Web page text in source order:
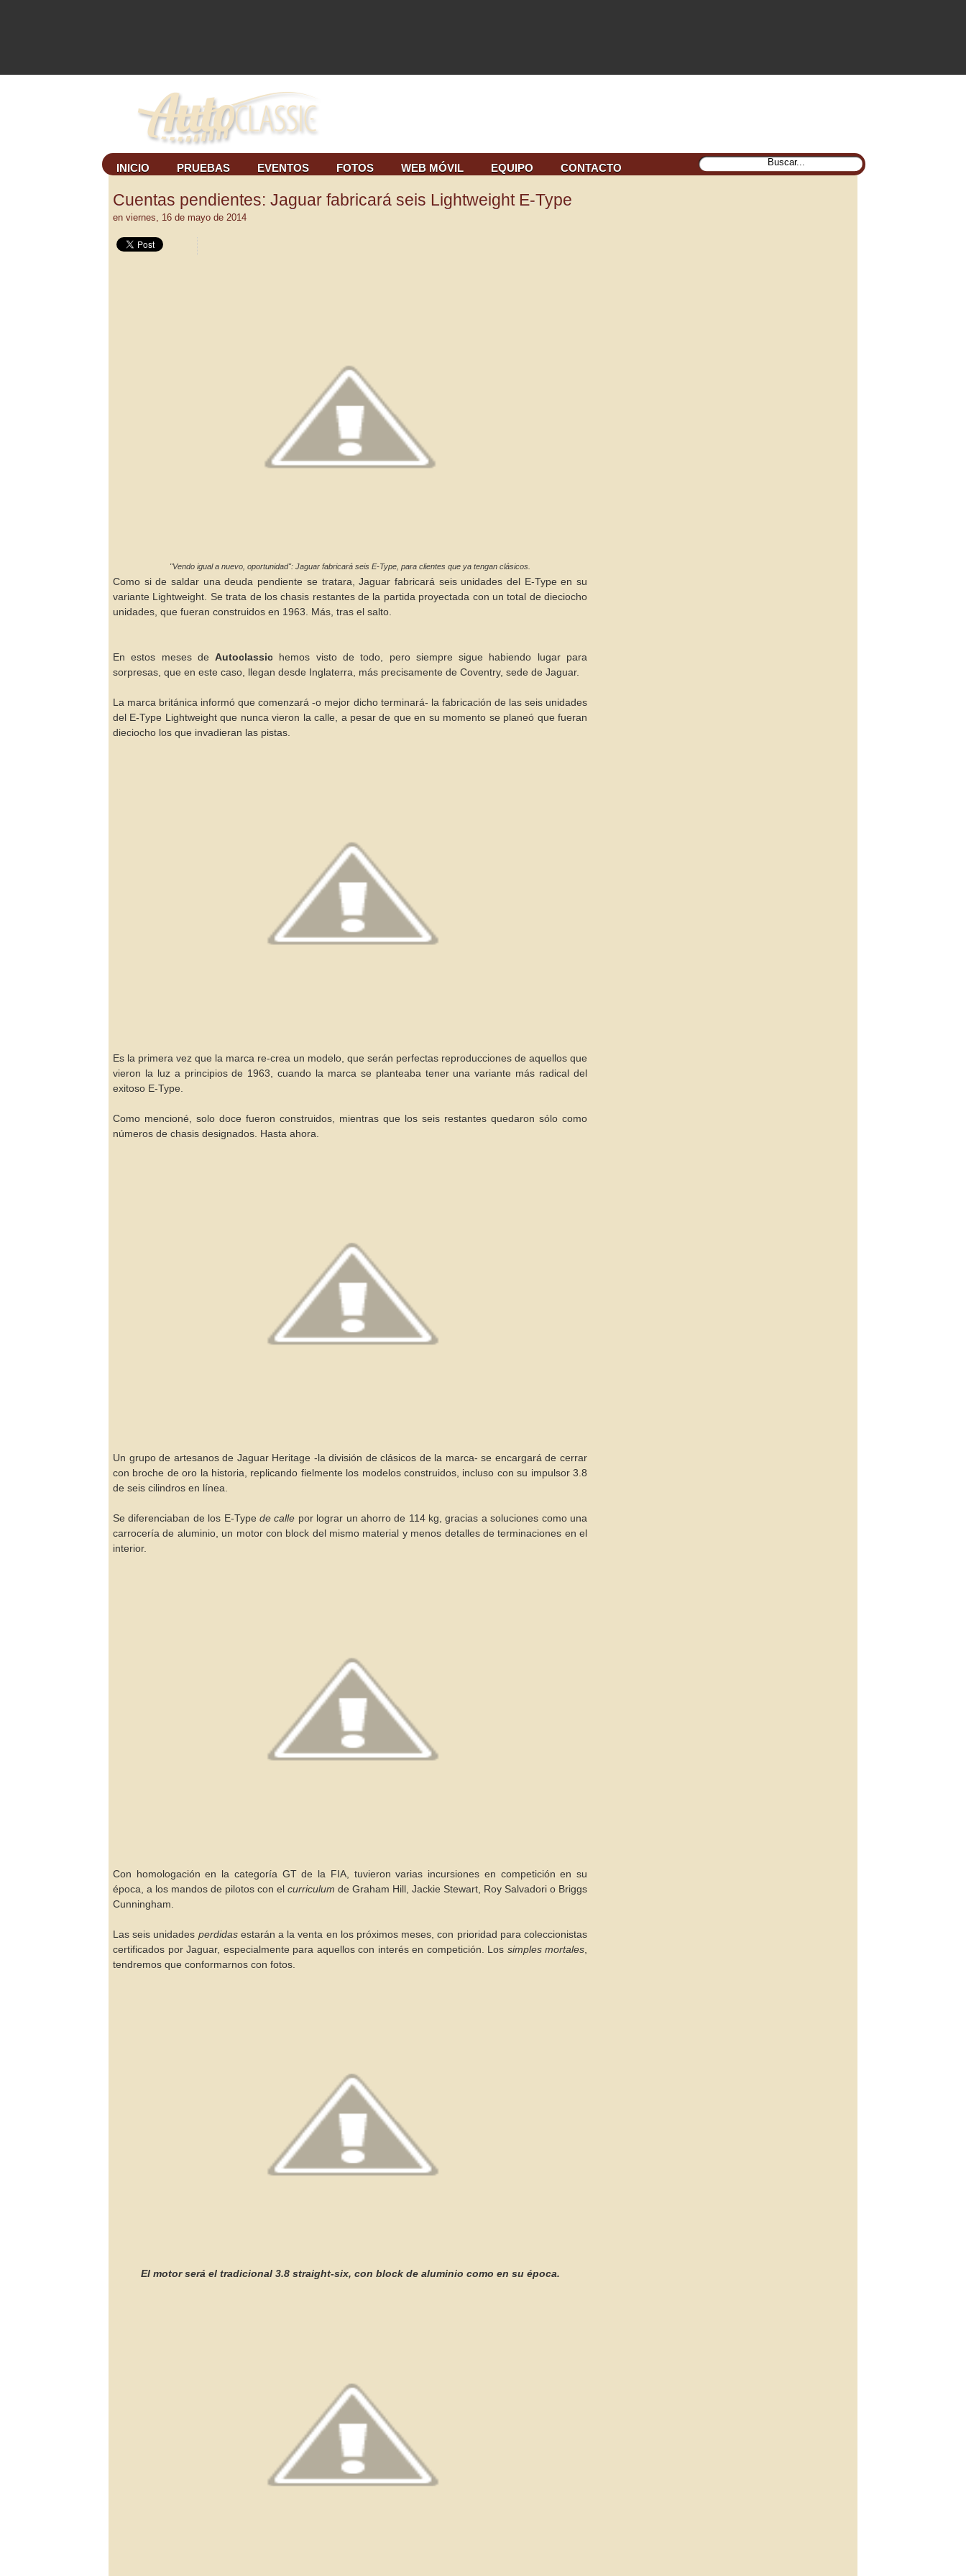
INICIO PRUEBAS EVENTOS FOTOS WEB MÓVIL EQUIPO CONTACTO
Cuentas pendientes: Jaguar fabricará seis Lightweight E-Type
en viernes, 16 de mayo de 2014
"Vendo igual a nuevo, oportunidad": Jaguar fabricará seis E-Type, para clientes que ya tengan clásicos.
Como si de saldar una deuda pendiente se tratara, Jaguar fabricará seis unidades del E-Type en su
variante Lightweight. Se trata de los chasis restantes de la partida proyectada con un total de dieciocho
unidades, que fueran construidos en 1963. Más, tras el salto.
En estos meses deAutoclassic hemos visto de todo, pero siempre sigue habiendo lugar para
sorpresas, que en este caso, llegan desde Inglaterra, más precisamente de Coventry, sede de Jaguar.
La marca británica informó que comenzará -o mejor dicho terminará- la fabricación de las seis unidades
del E-Type Lightweight que nunca vieron la calle, a pesar de que en su momento se planeó que fueran
dieciocho los que invadieran las pistas.
Es la primera vez que la marca re-crea un modelo, que serán perfectas reproducciones de aquellos que
vieron la luz a principios de 1963, cuando la marca se planteaba tener una variante más radical del
exitoso E-Type.
Como mencioné, solo doce fueron construidos, mientras que los seis restantes quedaron sólo como
números de chasis designados. Hasta ahora.
Un grupo de artesanos de Jaguar Heritage -la división de clásicos de la marca- se encargará de cerrar
con broche de oro la historia, replicando fielmente los modelos construidos, incluso con su impulsor 3.8
de seis cilindros en línea.
Se diferenciaban de los E-Type de calle por lograr un ahorro de 114 kg, gracias a soluciones como una
carrocería de aluminio, un motor con block del mismo material y menos detalles de terminaciones en el
interior.
Con homologación en la categoría GT de la FIA, tuvieron varias incursiones en competición en su
época, a los mandos de pilotos con el curriculum de Graham Hill, Jackie Stewart, Roy Salvadori o Briggs
Cunningham.
Las seis unidades perdidasestarán a la venta en los próximos meses, con prioridad para coleccionistas
certificados por Jaguar, especialmente para aquellos con interés en competición. Los simples mortales
tendremos que conformarnos con fotos.
El motor será el tradicional 3.8 straight-six, con block de aluminio como en su época.